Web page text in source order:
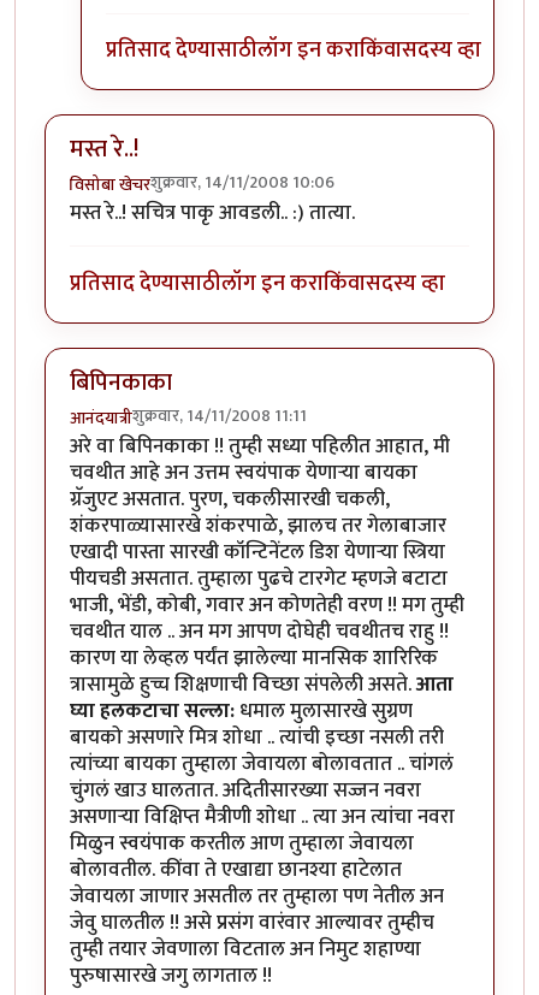
प्रतिसाद देण्यासाठीलॉग इन कराकिंवासदस्य व्हा
मस्त रे..!
विसोबा खेचरशुक्रवार, 14/11/2008 10:06
मस्त रे..! सचित्र पाकृ आवडली.. :) तात्या.
प्रतिसाद देण्यासाठीलॉग इन कराकिंवासदस्य व्हा
बिपिनकाका
आनंदयात्रीशुक्रवार, 14/11/2008 11:11
अरे वा बिपिनकाका !! तुम्ही सध्या पहिलीत आहात, मी
चवथीत आहे अन उत्तम स्वयंपाक येणार्‍या बायका
ग्रॅजुएट असतात. पुरण, चकलीसारखी चकली,
शंकरपाळ्यासारखे शंकरपाळे, झालच तर गेलाबाजार
एखादी पास्ता सारखी कॉन्टिनेंटल डिश येणार्‍या स्त्रिया
पीयचडी असतात. तुम्हाला पुढचे टारगेट म्हणजे बटाटा
भाजी, भेंडी, कोबी, गवार अन कोणतेही वरण !! मग तुम्ही
चवथीत याल .. अन मग आपण दोघेही चवथीतच राहु !!
कारण या लेव्हल पर्यंत झालेल्या मानसिक शारिरिक
त्रासामुळे हुच्च शिक्षणाची विच्छा संपलेली असते.आता
घ्या हलकटाचा सल्ला:धमाल मुलासारखे सुग्रण
बायको असणारे मित्र शोधा .. त्यांची इच्छा नसली तरी
त्यांच्या बायका तुम्हाला जेवायला बोलावतात .. चांगलं
चुंगलं खाउ घालतात. अदितीसारख्या सज्जन नवरा
असणार्‍या विक्षिप्त मैत्रीणी शोधा .. त्या अन त्यांचा नवरा
मिळुन स्वयंपाक करतील आण तुम्हाला जेवायला
बोलावतील. कींवा ते एखाद्या छानश्या हाटेलात
जेवायला जाणार असतील तर तुम्हाला पण नेतील अन
जेवु घालतील !! असे प्रसंग वारंवार आल्यावर तुम्हीच
तुम्ही तयार जेवणाला विटताल अन निमुट शहाण्या
पुरुषासारखे जगु लागताल !!